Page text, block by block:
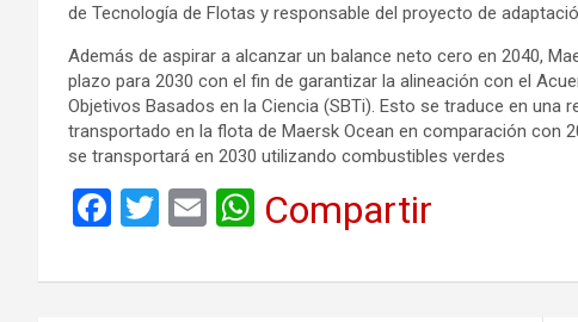
de Tecnología de Flotas y responsable del proyecto de
Además de aspirar a alcanzar un balance neto cero en 2040,
plazo para 2030 con el fin de garantizar la alineación con el
Objetivos Basados en la Ciencia (SBTi). Esto se traduce en
transportado en la flota de Maersk Ocean en comparación con
se transportará en 2030 utilizando combustibles verdes
F
ce
T
tt
E
ail
W
at
Compartir